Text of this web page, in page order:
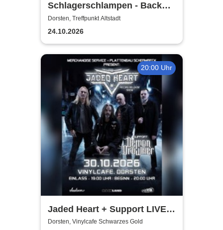
Schlagerschlampen - Back
again
Dorsten, Treffpunkt Altstadt
24.10.2026
20:00 Uhr
Jaded Heart + Support LIVE |
Vinylcafe Schwarzes Gold
Dorsten, Vinylcafe Schwarzes Gold